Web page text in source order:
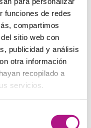
funciones de redes
compartimos
sitio web con
publicidad y análisis
otra información
recopilado a
servicios.
should be loaded
cuando usamos la
right away,
hacer preguntas,